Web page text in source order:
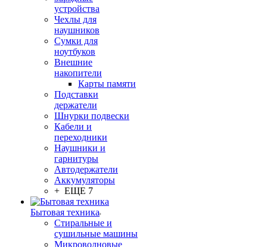
устройства
Чехлы для
наушников
Сумки для
ноутбуков
Внешние
накопители
Карты памяти
Подставки
держатели
Шнурки подвески
Кабели и
переходники
Наушники и
гарнитуры
Автодержатели
Аккумуляторы
+ ЕЩЕ 7
Бытовая техника
Стиральные и
сушильные машины
Микроволновые